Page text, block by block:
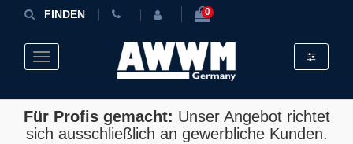
FINDEN 0
Toggle navigation Toggle
Für Profis gemacht: Unser Angebot richtet
sich ausschließlich an gewerbliche Kunden.